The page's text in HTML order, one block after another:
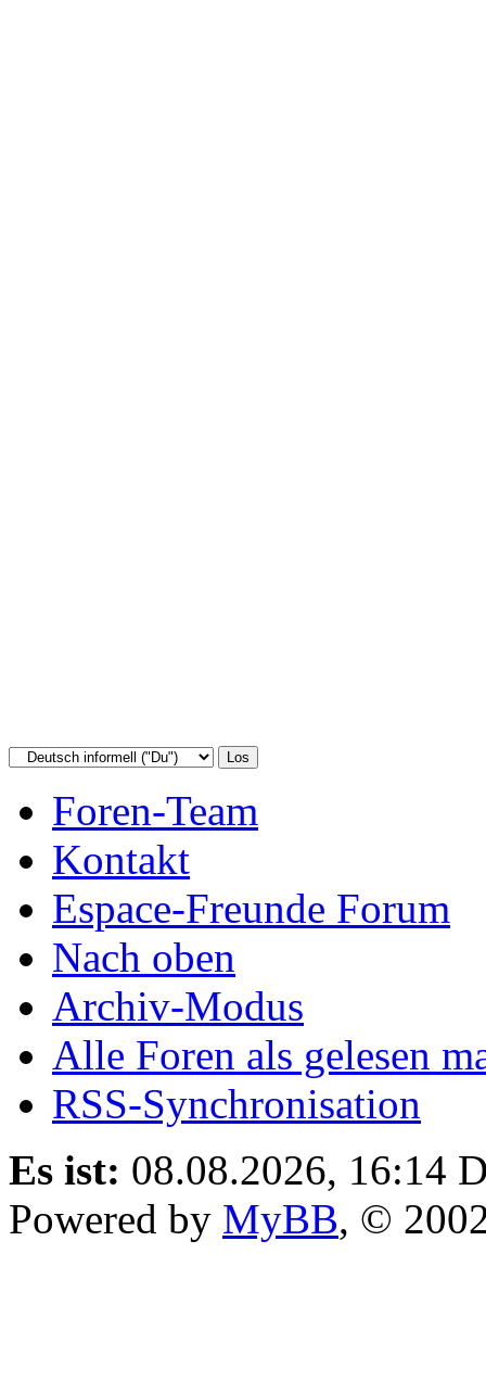
Foren-Team
Kontakt
Espace-Freunde Forum
Nach oben
Archiv-Modus
Alle Foren als gelesen
RSS-Synchronisation
Es ist: 08.08.2026, 16:14
Powered by MyBB, ©